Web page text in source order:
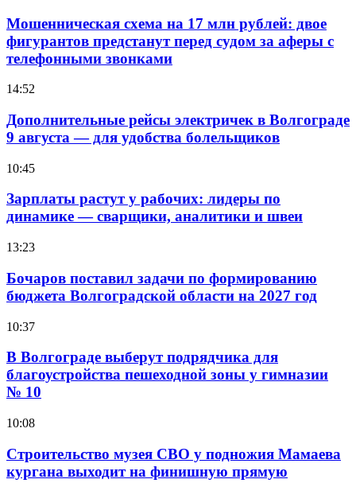
Мошенническая схема на 17 млн рублей: двое
фигурантов предстанут перед судом за аферы с
телефонными звонками
14:52
Дополнительные рейсы электричек в Волгограде
9 августа — для удобства болельщиков
10:45
Зарплаты растут у рабочих: лидеры по
динамике — сварщики, аналитики и швеи
13:23
Бочаров поставил задачи по формированию
бюджета Волгоградской области на 2027 год
10:37
В Волгограде выберут подрядчика для
благоустройства пешеходной зоны у гимназии
№ 10
10:08
Строительство музея СВО у подножия Мамаева
кургана выходит на финишную прямую